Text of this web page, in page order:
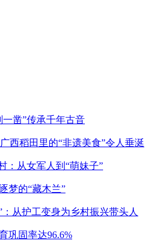
凿”传承千年古音
西稻田里的“非遗美食”令人垂涎
：从女军人到“萌妹子”
梦的“藏木兰”
从护工变身为乡村振兴带头人
巩固率达96.6%